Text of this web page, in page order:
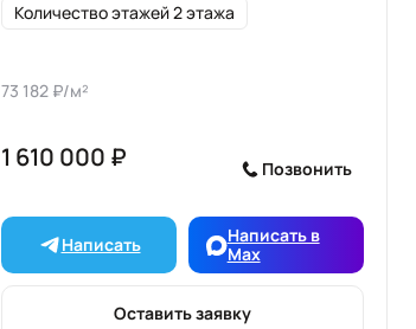
Количество этажей 2 этажа
73 182 ₽/м²
1 610 000 ₽
Написать
Написать в
Max
Оставить заявку
Позвонить